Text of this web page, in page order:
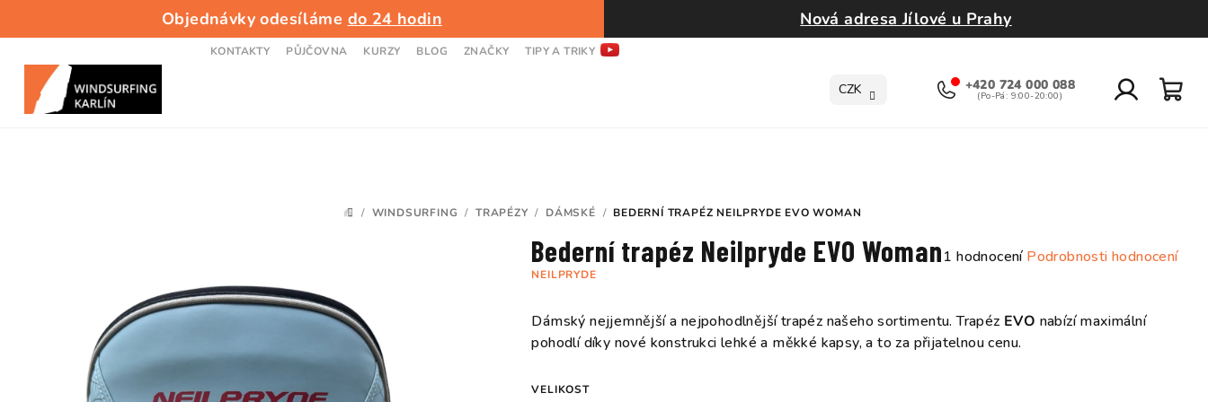
Objednávky odesíláme do 24 hodin Nová adresa Jílové u Prahy
KONTAKTY PŮJČOVNA KURZY BLOG ZNAČKY TIPY A TRIKY
CZK +420 724 000 088
DOMŮ
/ WINDSURFING / TRAPÉZY / DÁMSKÉ / BEDERNÍ TRAPÉZ NEILPRYDE EVO WOMAN
NEILPRYDE
Bederní trapéz Neilpryde EVO WomanPrůměrné
je
5,0
1 hodnocení Podrobnosti hodnocení
Dámský nejjemnější a nejpohodlnější trapéz našeho sortimentu. Trapéz EVO nabízí maximální
pohodlí díky nové konstrukci lehké a měkké kapsy, a to za přijatelnou cenu.
VELIKOST